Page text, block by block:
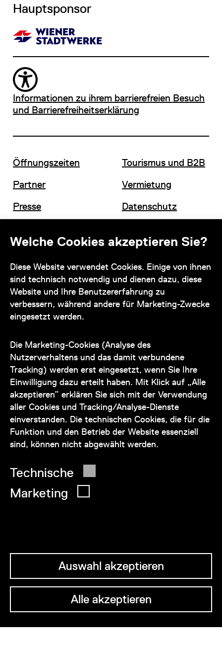
Welche Cookies akzeptieren Sie?
Diese Website verwendet Cookies. Einige von ihnen
sind technisch notwendig und dienen dazu, diese
Website und Ihre Benutzererfahrung zu
verbessern, während andere für Marketing-Zwecke
eingesetzt werden.
Die Marketing-Cookies (Analyse des
Nutzerverhaltens und das damit verbundene
Tracking) werden erst eingesetzt, wenn Sie Ihre
Einwilligung dazu erteilt haben. Mit Klick auf „Alle
akzeptieren” erklären Sie sich mit der Verwendung
aller Cookies und Tracking/Analyse-Dienste
einverstanden. Die technischen Cookies, die für die
Funktion und den Betrieb der Website essenziell
sind, können nicht abgewählt werden.
Technische
Marketing
Auswahl akzeptieren
Alle akzeptieren
Hauptsponsor
Informationen zu ihrem barrierefreien Besuch
und Barrierefreiheitserklärung
Öffnungszeiten
Partner
Presse
Tourismus und B2B
Vermietung
Datenschutz
Kontakt
zu den Öffnungszeiten des Museums
auch telefonisch zur Verfügung:
+43 1 505 87 47 85173
service@wienmuseum.at
© 2026 Wien Museum